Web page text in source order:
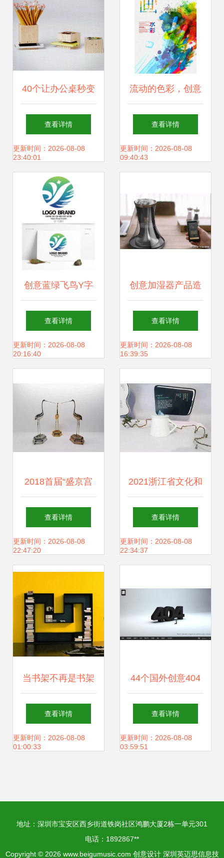
40个让办公桌秒变
艺术展的笔筒设
计，每一个都想立
刻拥有！
查看详情
更新时间：2026-08-08
23:40:01
流动的色彩，创意
的诗篇 2024创意
水彩艺术画展
查看详情
更新时间：2026-08-08
09:40:43
创意蓝绿飞鸟Y字
母旅游LOGO标志
设计
查看详情
更新时间：2026-08-08
20:16:40
创意加湿器产品造
型设计分享与网站
建设策略
查看详情
更新时间：2026-08-08
16:39:35
2018首届“盛京宫
阙杯”沈阳故宫文创
设计大赛入围作品
展 数字时代的文化
新视窗
查看详情
更新时间：2026-08-08
22:47:20
2021浙江省文化和
旅游IP创意产品设
计展 数字时代的文
查看详情
更新时间：2026-08-08
22:34:37
当书架不再是书架
十大创意设计，让
阅读空间成为艺术
查看详情
更新时间：2026-08-08
01:00:33
44个国外创意404
错误页面设计 将错
误转化为惊喜的艺
查看详情
更新时间：2026-08-08
03:59:51
地址：深圳市宝安区西乡街道铁岗社区鸿鹏大厦2栋一单元301
电话：1892867**
Copyright © 2026 www.beigumusic.com 创意设计 深圳英迈思信息技